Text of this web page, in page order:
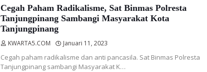
Cegah Paham Radikalisme, Sat Binmas Polresta
Tanjungpinang Sambangi Masyarakat Kota
Tanjungpinang
KWARTA5.COM Januari 11, 2023
Cegah paham radikalisme dan anti pancasila. Sat Binmas Polresta
Tanjungpinang sambangi Masyarakat K…